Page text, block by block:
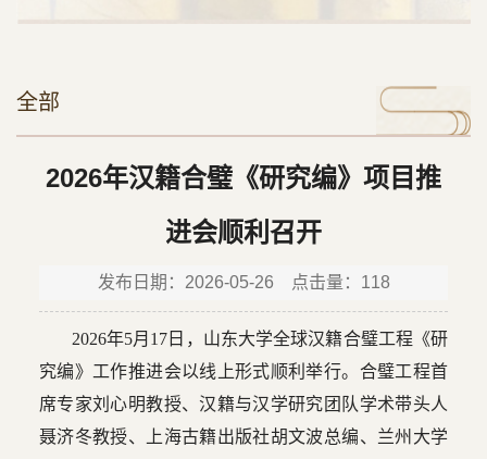
全部
2026年汉籍合璧《研究编》项目推
进会顺利召开
发布日期：2026-05-26 点击量： 118
2026年5月17日，山东大学全球汉籍合璧工程《研
究编》工作推进会以线上形式顺利举行。合璧工程首
席专家刘心明教授、汉籍与汉学研究团队学术带头人
聂济冬教授、上海古籍出版社胡文波总编、兰州大学